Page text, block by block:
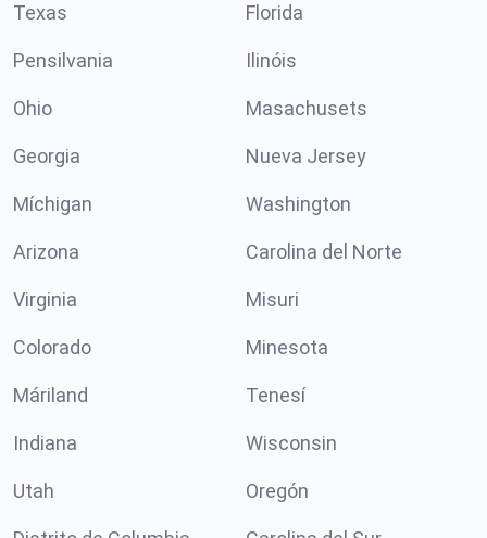
Texas Florida
Pensilvania Ilinóis
Ohio Masachusets
Georgia Nueva Jersey
Míchigan Washington
Arizona Carolina del Norte
Virginia Misuri
Colorado Minesota
Máriland Tenesí
Indiana Wisconsin
Utah Oregón